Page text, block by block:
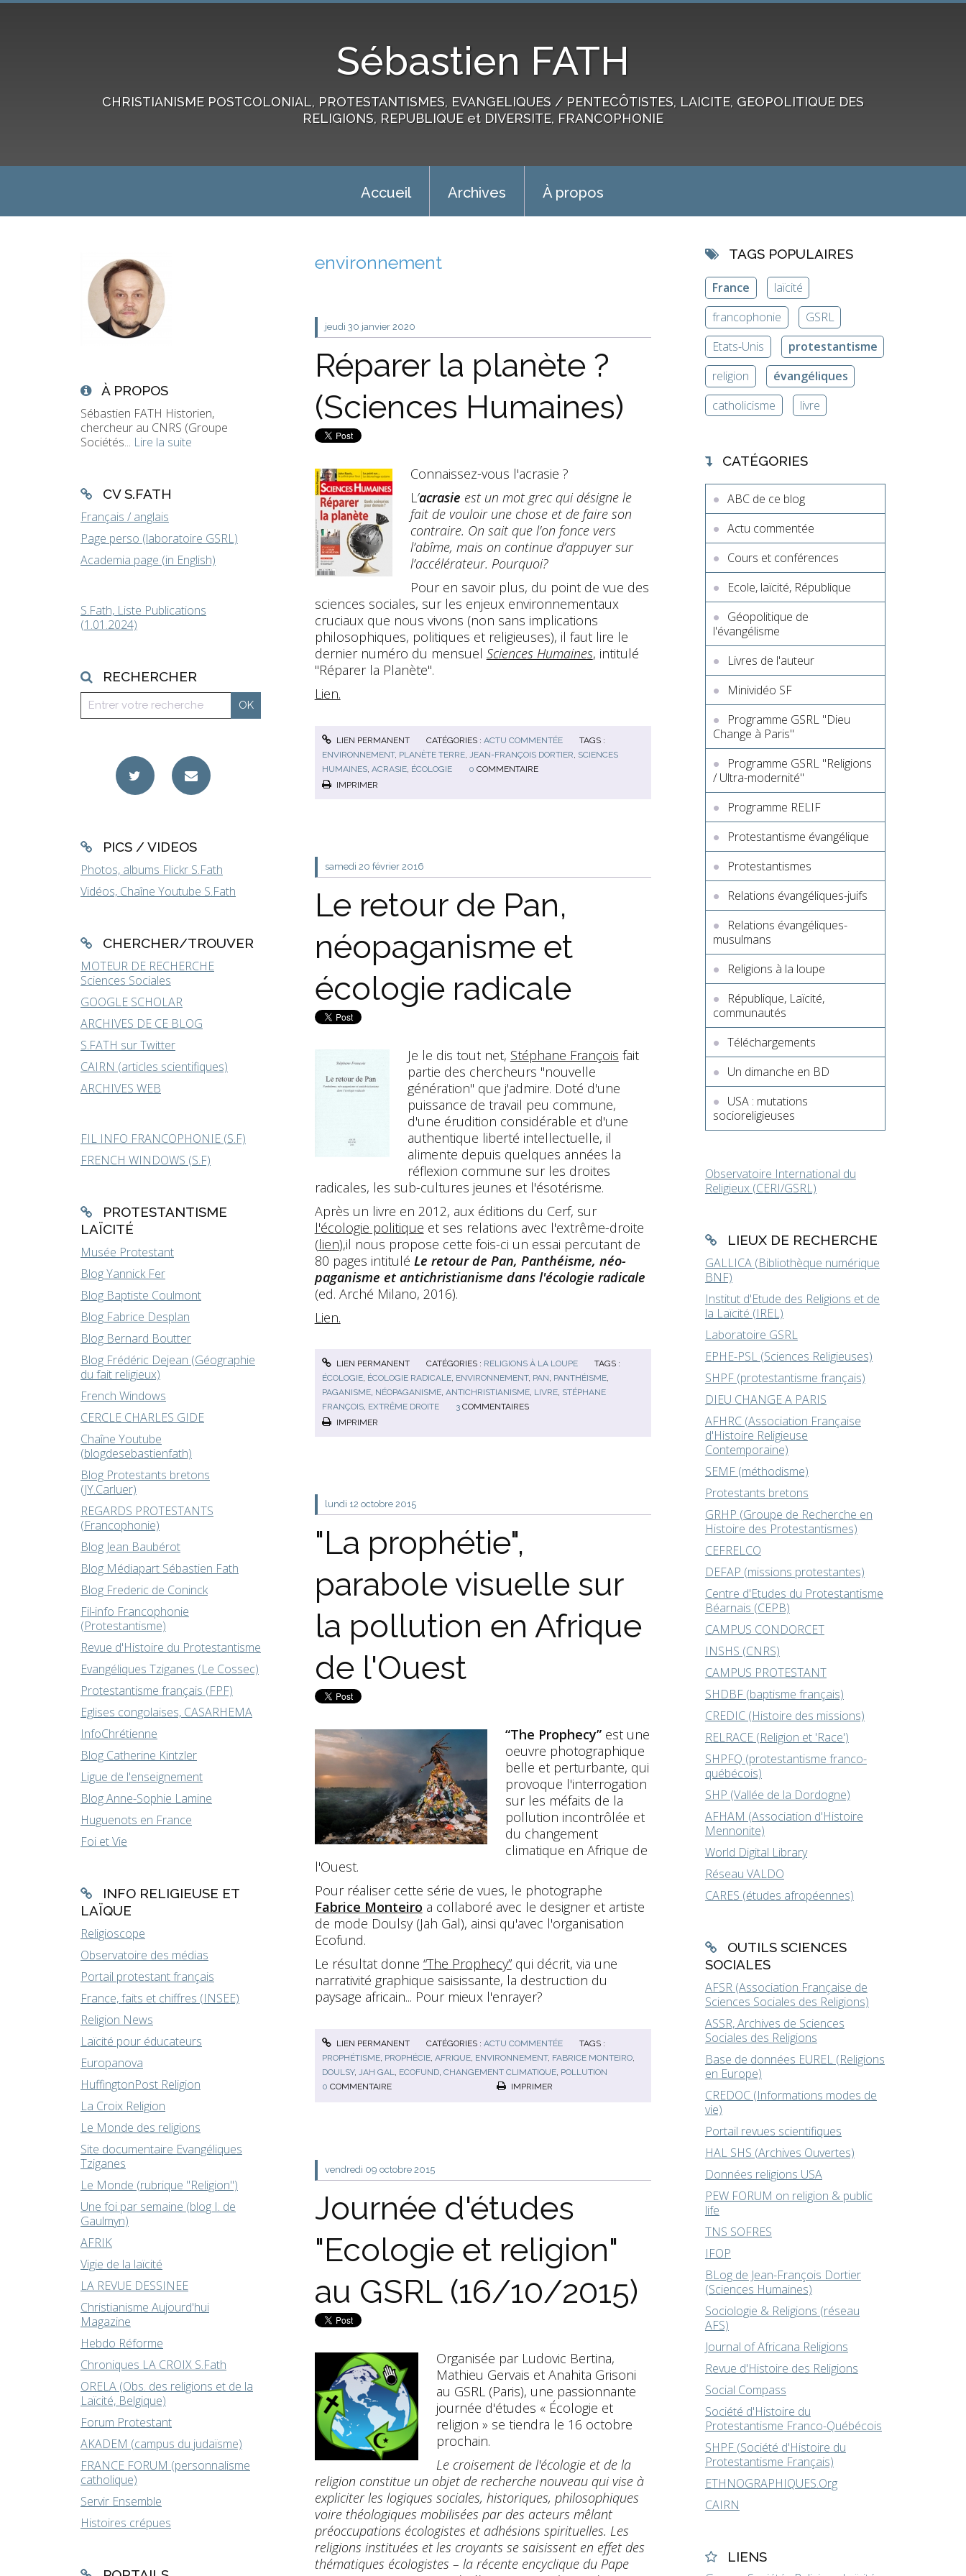
Sébastien FATH
CHRISTIANISME POSTCOLONIAL, PROTESTANTISMES, EVANGELIQUES / PENTECÔTISTES, LAICITE, GEOPOLITIQUE DES
RELIGIONS, REPUBLIQUE et DIVERSITE, FRANCOPHONIE
Accueil Archives À propos
À PROPOS
Sébastien FATH Historien,
chercheur au CNRS (Groupe
Sociétés... Lire la suite
CV S.FATH
Français / anglais
Page perso (laboratoire GSRL)
Academia page (in English)
S.Fath, Liste Publications
(1.01.2024)
RECHERCHER
PICS / VIDEOS
Photos, albums Flickr S.Fath
Vidéos, Chaîne Youtube S.Fath
CHERCHER/TROUVER
MOTEUR DE RECHERCHE
Sciences Sociales
GOOGLE SCHOLAR
ARCHIVES DE CE BLOG
S.FATH sur Twitter
CAIRN (articles scientifiques)
ARCHIVES WEB
FIL INFO FRANCOPHONIE (S.F)
FRENCH WINDOWS (S.F)
PROTESTANTISME
LAÏCITÉ
Musée Protestant
Blog Yannick Fer
Blog Baptiste Coulmont
Blog Fabrice Desplan
Blog Bernard Boutter
Blog Frédéric Dejean (Géographie
du fait religieux)
French Windows
CERCLE CHARLES GIDE
Chaîne Youtube
(blogdesebastienfath)
Blog Protestants bretons
(JY.Carluer)
REGARDS PROTESTANTS
(Francophonie)
Blog Jean Baubérot
Blog Médiapart Sébastien Fath
Blog Frederic de Coninck
Fil-info Francophonie
(Protestantisme)
Revue d'Histoire du Protestantisme
Evangéliques Tziganes (Le Cossec)
Protestantisme français (FPF)
Eglises congolaises, CASARHEMA
InfoChrétienne
Blog Catherine Kintzler
Ligue de l'enseignement
Blog Anne-Sophie Lamine
Huguenots en France
Foi et Vie
INFO RELIGIEUSE ET
LAÏQUE
Religioscope
Observatoire des médias
Portail protestant français
France, faits et chiffres (INSEE)
Religion News
Laïcité pour éducateurs
Europanova
HuffingtonPost Religion
La Croix Religion
Le Monde des religions
Site documentaire Evangéliques
Tziganes
Le Monde (rubrique "Religion")
Une foi par semaine (blog I. de
Gaulmyn)
AFRIK
Vigie de la laïcité
LA REVUE DESSINEE
Christianisme Aujourd'hui
Magazine
Hebdo Réforme
Chroniques LA CROIX S.Fath
ORELA (Obs. des religions et de la
Laïcité, Belgique)
Forum Protestant
AKADEM (campus du judaïsme)
FRANCE FORUM (personnalisme
catholique)
Servir Ensemble
Histoires crépues
environnement
jeudi 30 janvier 2020
Réparer la planète ?
(Sciences Humaines)
Connaissez-vous l'acrasie ?
L’acrasie est un mot grec qui désigne le
fait de vouloir une chose et de faire son
contraire. On sait que l’on fonce vers
l’abîme, mais on continue d’appuyer sur
l’accélérateur. Pourquoi?
Pour en savoir plus, du point de vue des
sciences sociales, sur les enjeux environnementaux
cruciaux que nous vivons (non sans implications
philosophiques, politiques et religieuses), il faut lire le
dernier numéro du mensuel Sciences Humaines, intitulé
"Réparer la Planète".
Lien.
LIEN PERMANENT CATÉGORIES :ACTU COMMENTÉE
TAGS :
ENVIRONNEMENT, PLANÈTE TERRE, JEAN-FRANÇOIS DORTIER SCIENCES
HUMAINES, ACRASIE, ÉCOLOGIE 0 COMMENTAIRE
IMPRIMER
samedi 20 février 2016
Le retour de Pan,
néopaganisme et
écologie radicale
Je le dis tout net, Stéphane François fait
partie des chercheurs "nouvelle
génération" que j'admire. Doté d'une
puissance de travail peu commune,
d'une érudition considérable et d'une
authentique liberté intellectuelle, il
alimente depuis quelques années la
réflexion commune sur les droites
radicales, les sub-cultures jeunes et l'ésotérisme.
Après un livre en 2012, aux éditions du Cerf, sur
l'écologie politique et ses relations avec l'extrême-droite
(lien),il nous propose cette fois-ci un essai percutant de
80 pages intitulé Le retour de Pan, Panthéisme, néo-
paganisme et antichristianisme dans l'écologie radicale
(ed. Arché Milano, 2016).
Lien.
LIEN PERMANENT CATÉGORIES : RELIGIONS À LA LOUPE
TAGS :
ÉCOLOGIE, ÉCOLOGIE RADICALE, ENVIRONNEMENT, PAN, PANTHÉISME,
PAGANISME, NÉOPAGANISME, ANTICHRISTIANISME, LIVRE, STÉPHANE
FRANÇOIS, EXTRÊME DROITE 3 COMMENTAIRES
IMPRIMER
lundi 12 octobre 2015
"La prophétie",
parabole visuelle sur
la pollution en Afrique
de l'Ouest
“The Prophecy”est une
oeuvre photographique
belle et perturbante, qui
provoque l'interrogation
sur les méfaits de la
pollution incontrôlée et
du changement
climatique en Afrique de
l'Ouest.
Pour réaliser cette série de vues, le photographe
Fabrice Monteiro a collaboré avec le designer et artiste
de mode Doulsy (Jah Gal), ainsi qu'avec l'organisation
Ecofund.
Le résultat donne “The Prophecy”qui décrit, via une
narrativité graphique saisissante, la destruction du
paysage africain... Pour mieux l'enrayer?
LIEN PERMANENT CATÉGORIES :ACTU COMMENTÉE
TAGS :
PROPHÉTISME, PROPHÉCIE, AFRIQUE, ENVIRONNEMENT, FABRICE MONTEIRO,
DOULSY, JAH GAL ECOFUND, CHANGEMENT CLIMATIQUE, POLLUTION
0 COMMENTAIRE IMPRIMER
vendredi 09 octobre 2015
Journée d'études
"Ecologie et religion"
au GSRL (16/10/2015)
Organisée par Ludovic Bertina,
Mathieu Gervais et Anahita Grisoni
au GSRL (Paris), une passionnante
journée d'études « Écologie et
religion » se tiendra le 16 octobre
prochain.
Le croisement de l'écologie et de la
religion constitue un objet de recherche nouveau qui vise à
expliciter les logiques sociales, historiques, philosophiques
voire théologiques mobilisées par des acteurs mêlant
préoccupations écologistes et adhésions spirituelles. Les
religions instituées et les croyants se saisissent en effet des
thématiques écologistes – la récente encyclique du Pape
TAGS POPULAIRES
France
laïcité
francophonie
GSRL
Etats-Unis
protestantisme
religion
évangéliques
catholicisme
livre
CATÉGORIES
ABC de ce blog
Actu commentée
Cours et conférences
Ecole, laïcité, République
Géopolitique de
l'évangélisme
Livres de l'auteur
Minividéo SF
Programme GSRL "Dieu
Change à Paris"
Programme GSRL "Religions
/ Ultra-modernité"
Programme RELIF
Protestantisme évangélique
Protestantismes
Relations évangéliques-juifs
Relations évangéliques-
musulmans
Religions à la loupe
République, Laïcité,
communautés
Téléchargements
Un dimanche en BD
USA : mutations
socioreligieuses
Observatoire International du
Religieux (CERI/GSRL)
LIEUX DE RECHERCHE
GALLICA (Bibliothèque numérique
BNF)
Institut d'Etude des Religions et de
la Laïcité (IREL)
Laboratoire GSRL
EPHE-PSL (Sciences Religieuses)
SHPF (protestantisme français)
DIEU CHANGE A PARIS
AFHRC (Association Française
d'Histoire Religieuse
Contemporaine)
SEMF (méthodisme)
Protestants bretons
GRHP (Groupe de Recherche en
Histoire des Protestantismes)
CEFRELCO
DEFAP (missions protestantes)
Centre d'Etudes du Protestantisme
Béarnais (CEPB)
CAMPUS CONDORCET
INSHS (CNRS)
CAMPUS PROTESTANT
SHDBF (baptisme français)
CREDIC (Histoire des missions)
RELRACE (Religion et 'Race')
SHPFQ (protestantisme franco-
québécois)
SHP (Vallée de la Dordogne)
AFHAM (Association d'Histoire
Mennonite)
World Digital Library
Réseau VALDO
CARES (études afropéennes)
OUTILS SCIENCES
SOCIALES
AFSR (Association Française de
Sciences Sociales des Religions)
ASSR, Archives de Sciences
Sociales des Religions
Base de données EUREL (Religions
en Europe)
CREDOC (Informations modes de
vie)
Portail revues scientifiques
HAL SHS (Archives Ouvertes)
Données religions USA
PEW FORUM on religion & public
life
TNS SOFRES
IFOP
BLog de Jean-François Dortier
(Sciences Humaines)
Sociologie & Religions (réseau
AFS)
Journal of Africana Religions
Revue d'Histoire des Religions
Social Compass
Société d'Histoire du
Protestantisme Franco-Québécois
SHPF (Société d'Histoire du
Protestantisme Français)
ETHNOGRAPHIQUES.Org
CAIRN
LIENS